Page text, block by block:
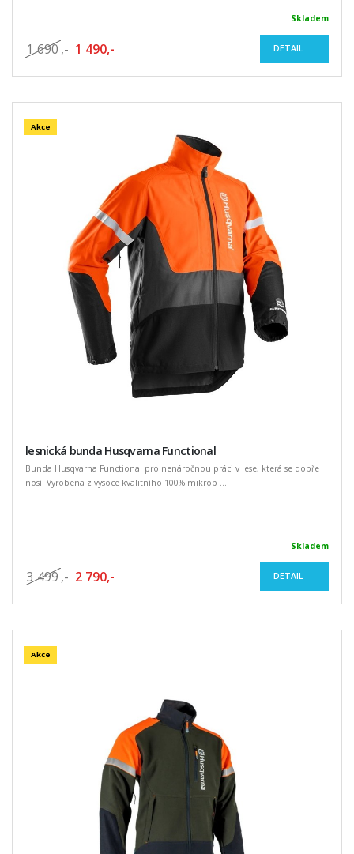
Skladem
1 690,- 1 490,- DETAIL
Akce
lesnická bunda Husqvarna Functional
Bunda Husqvarna Functional pro nenáročnou práci v lese, která se dobře
nosí. Vyrobena z vysoce kvalitního 100% mikrop ...
Skladem
3 499 ,- 2 790,- DETAIL
Akce